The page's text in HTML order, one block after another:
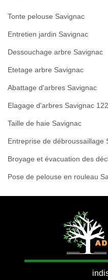
Tonte pelouse Savignac
Entretien jardin Savignac
Dessouchage arbre Savignac
Etetage arbre Savignac
Abattage d'arbres Savignac
Elagage d'arbres Savignac
Taille de haie Savignac
Entreprise de débroussaillage
Broyage et évacuation des
Pose de pelouse en rouleau